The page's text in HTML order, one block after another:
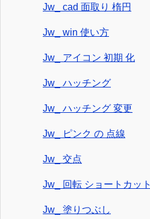
Jw_ cad 面取り 楕円
Jw_ win 使い方
Jw_ アイコン 初期 化
Jw_ ハッチング
Jw_ ハッチング 変更
Jw_ ピンク の 点線
Jw_ 交点
Jw_ 回転 ショートカット
Jw_ 塗りつぶし